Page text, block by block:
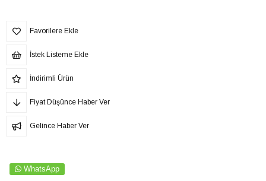
Favorilere Ekle
İstek Listeme Ekle
İndirimli Ürün
Fiyat Düşünce Haber Ver
Gelince Haber Ver
WhatsApp